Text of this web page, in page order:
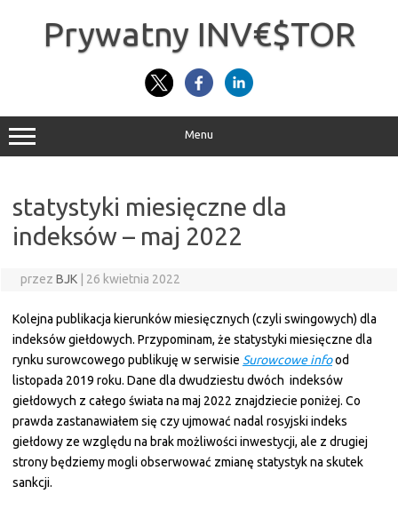
Prywatny INV€$TOR
Menu
statystyki miesięczne dla
indeksów – maj 2022
przez BJK 26 kwietnia 2022
Kolejna publikacja kierunków miesięcznych (czyli swingowych) dla
indeksów giełdowych. Przypominam, że statystyki miesięczne dla
rynku surowcowego publikuję w serwisie Surowcowe infood
listopada 2019 roku. Dane dla dwudziestu dwóch indeksów
giełdowych z całego świata na maj 2022 znajdziecie poniżej. Co
prawda zastanawiałem się czy ujmować nadal rosyjski indeks
giełdowy ze względu na brak możliwości inwestycji, ale z drugiej
strony będziemy mogli obserwować zmianę statystyk na skutek
sankcji.